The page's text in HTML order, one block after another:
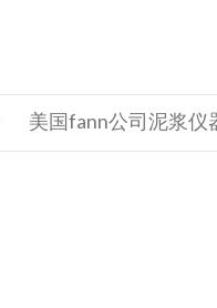
美国fann公司泥浆仪